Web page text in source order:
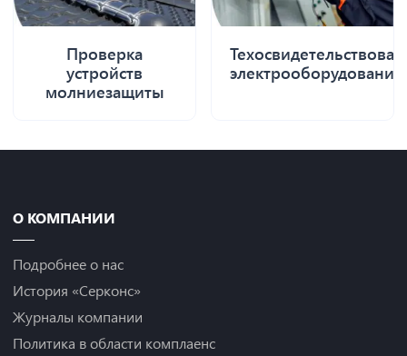
Проверка
устройств
молниезащиты
электрооборудования
О КОМПАНИИ
Подробнее о нас
История «Серконс»
Журналы компании
Политика в области комплаенс